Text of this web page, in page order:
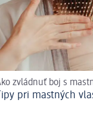
zvládnuť boj s
Tipy pri mastných